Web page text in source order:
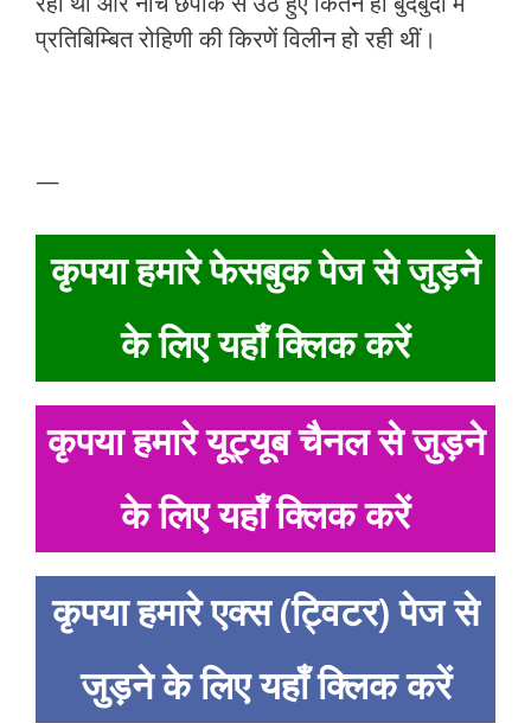
प्रतिबिम्बित रोहिणी की किरणें विलीन हो रही थीं।
—
कृपया हमारे फेसबुक पेज से जुड़ने
के लिए यहाँ क्लिक करें
कृपया हमारे यूट्यूब चैनल से जुड़ने
के लिए यहाँ क्लिक करें
कृपया हमारे एक्स (ट्विटर) पेज से
जुड़ने के लिए यहाँ क्लिक करें